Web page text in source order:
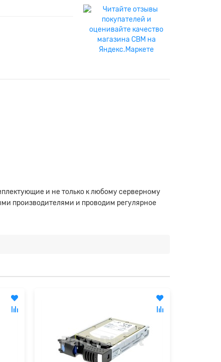
и не только к любому серверному
производителями и проводим регулярное